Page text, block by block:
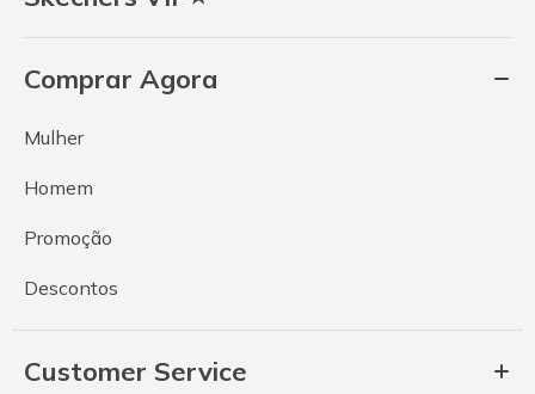
Comprar Agora
Mulher
Homem
Promoção
Descontos
Customer Service